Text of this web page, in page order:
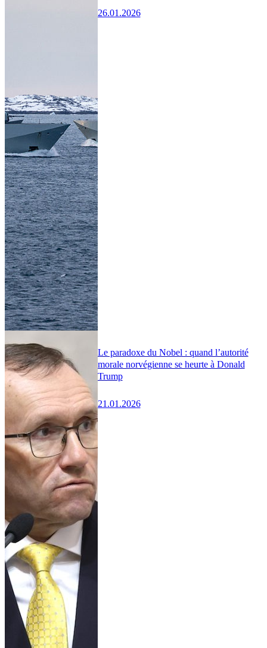
26.01.2026
Le paradoxe du Nobel : quand l’autorité
morale norvégienne se heurte à Donald
Trump
21.01.2026